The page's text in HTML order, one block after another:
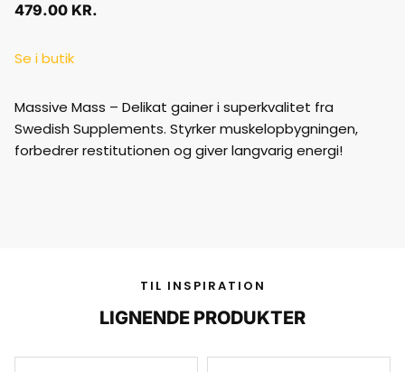
479.00 KR.
Se i butik
Massive Mass – Delikat gainer i superkvalitet fra
Swedish Supplements. Styrker muskelopbygningen,
forbedrer restitutionen og giver langvarig energi!
TIL INSPIRATION
LIGNENDE PRODUKTER